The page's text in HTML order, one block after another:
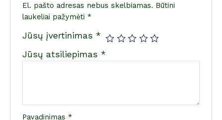
El. pašto adresas nebus skelbiamas. Būtini
laukeliai pažymėti *
Jūsų įvertinimas *
Jūsų atsiliepimas *
Pavadinimas *